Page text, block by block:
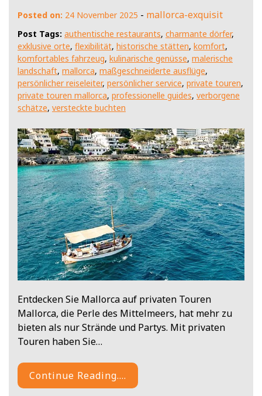
Posted on: 24 November 2025 - mallorca-exquisit
Post Tags: authentische restaurants, charmante dörfer,
exklusive orte, flexibilität, historische stätten, komfort,
komfortables fahrzeug, kulinarische genüsse, malerische
landschaft, mallorca, maßgeschneiderte ausflüge,
persönlicher reiseleiter, persönlicher service, private touren,
private touren mallorca, professionelle guides, verborgene
schätze, versteckte buchten
Entdecken Sie Mallorca auf privaten Touren
Mallorca, die Perle des Mittelmeers, hat mehr zu
bieten als nur Strände und Partys. Mit privaten
Touren haben Sie…
Continue Reading....